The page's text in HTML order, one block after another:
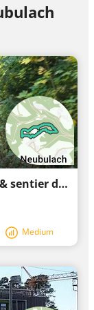
Tanière du loup (chemin premium & sentier des gourmets)
Medium